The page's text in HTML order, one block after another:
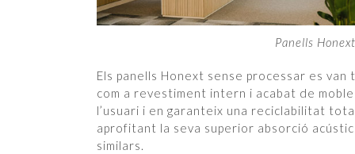
Panells
Els panells Honext sense processar es
com a revestiment intern i acabat de
l’usuari i en garanteix una reciclabilitat
aprofitant la seva superior absorció
similars.